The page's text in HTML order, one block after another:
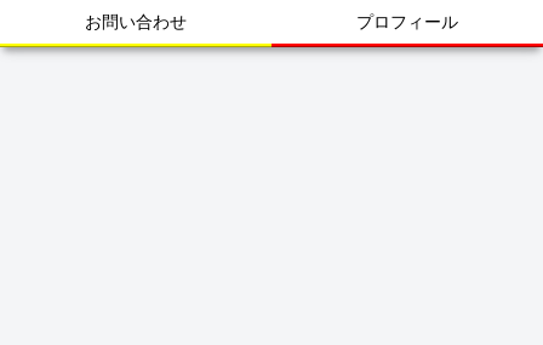
お問い合わせ プロフィール